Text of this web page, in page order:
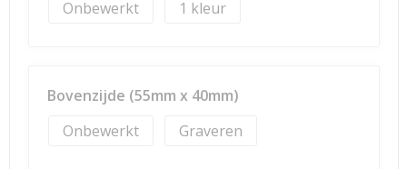
Onbewerkt
1
Bovenzijde (55mm x 40mm)
Onbewerkt
Graveren